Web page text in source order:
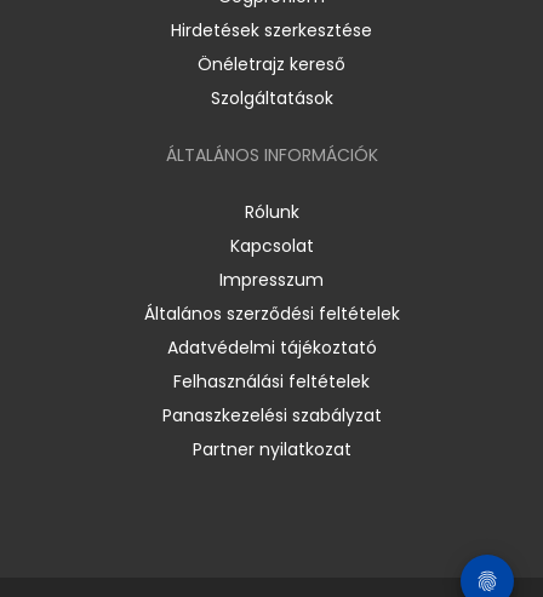
Hirdetések szerkesztése
Önéletrajz kereső
Szolgáltatások
ÁLTALÁNOS INFORMÁCIÓK
Rólunk
Kapcsolat
Impresszum
Általános szerződési feltételek
Adatvédelmi tájékoztató
Felhasználási feltételek
Panaszkezelési szabályzat
Partner nyilatkozat